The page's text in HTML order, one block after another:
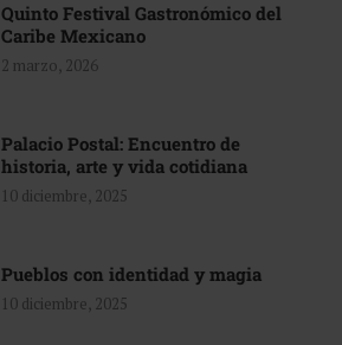
Quinto Festival Gastronómico del
Caribe Mexicano
2 marzo, 2026
Palacio Postal: Encuentro de
historia, arte y vida cotidiana
10 diciembre, 2025
Pueblos con identidad y magia
10 diciembre, 2025